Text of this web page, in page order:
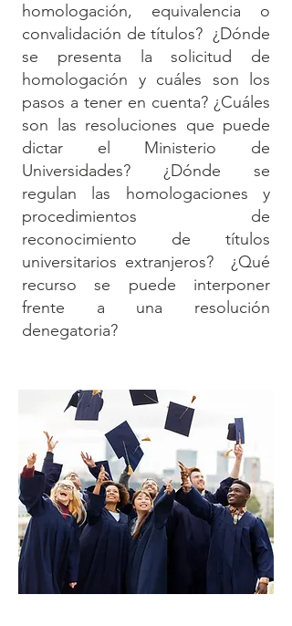
homologación, equivalencia o
convalidación de títulos? ¿Dónde
se presenta la solicitud de
homologación y cuáles son los
pasos a tener en cuenta? ¿Cuáles
son las resoluciones que puede
dictar el Ministerio de
Universidades? ¿Dónde se
regulan las homologaciones y
procedimientos de
reconocimiento de títulos
universitarios extranjeros? ¿Qué
recurso se puede interponer
frente a una resolución
denegatoria?